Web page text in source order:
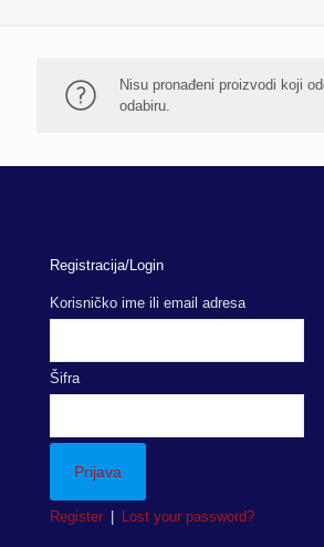
Nisu pronađeni proizvodi koji
odabiru.
Registracija/Login
Korisničko ime ili email adresa
Šifra
Register Lost your password?